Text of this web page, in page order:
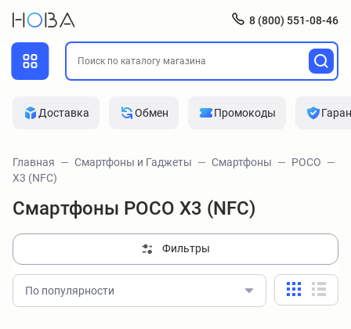
8 (800) 551-08-46
Доставка Обмен Промокоды
Главная Смартфоны и Гаджеты Смартфоны
POCO
X3 (NFC)
Смартфоны POCO X3 (NFC)
Фильтры
По популярности